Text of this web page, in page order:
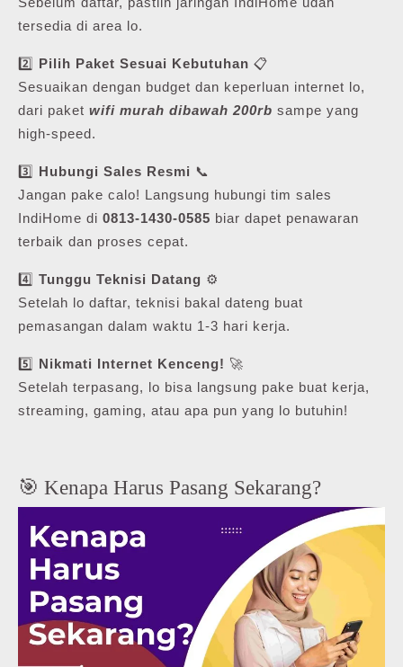
tersedia di area lo.
2️⃣ Pilih Paket Sesuai Kebutuhan 📋
Sesuaikan dengan budget dan keperluan internet lo,
dari paket wifi murah dibawah 200rb sampe yang
high-speed.
3️⃣ Hubungi Sales Resmi 📞
Jangan pake calo! Langsung hubungi tim sales
IndiHome di 0813-1430-0585 biar dapet penawaran
terbaik dan proses cepat.
4️⃣ Tunggu Teknisi Datang ⚙️
Setelah lo daftar, teknisi bakal dateng buat
pemasangan dalam waktu 1-3 hari kerja.
5️⃣ Nikmati Internet Kenceng! 🚀
Setelah terpasang, lo bisa langsung pake buat kerja,
streaming, gaming, atau apa pun yang lo butuhin!
🎯 Kenapa Harus Pasang Sekarang?